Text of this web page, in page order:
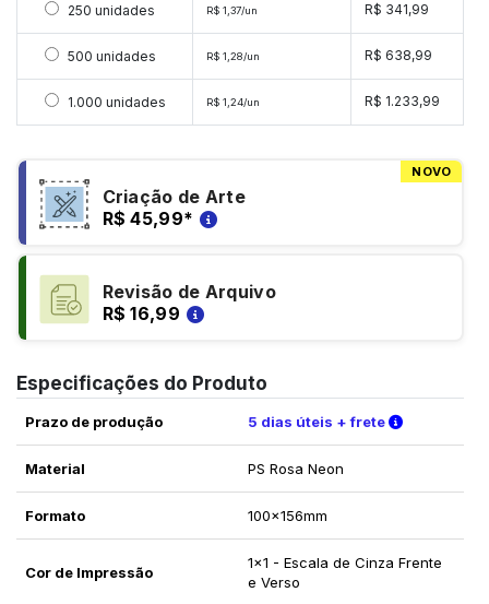
Selecionar 250 unidades
250 unidades R$ 1,37/un R$ 341,99
Selecionar 500 unidades
500 unidades R$ 1,28/un R$ 638,99
Selecionar 1000 unidades
1.000 unidades R$ 1,24/un R$ 1.233,99
NOVO
Criação de Arte
R$ 45,99*
Revisão de Arquivo
R$ 16,99
Especificações do Produto
Prazo de produção 5 dias úteis + frete Verifique
Material PS Rosa Neon
Formato 100x156mm
Cor de Impressão
1x1 - Escala de Cinza Frente
e Verso